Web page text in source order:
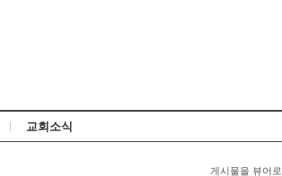
교회소식
게시물을 뷰어